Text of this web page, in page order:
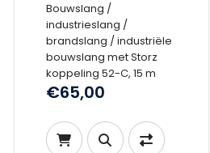
Bouwslang /
industrieslang /
brandslang / industriële
bouwslang met Storz
koppeling 52-C, 15 m
€65,00